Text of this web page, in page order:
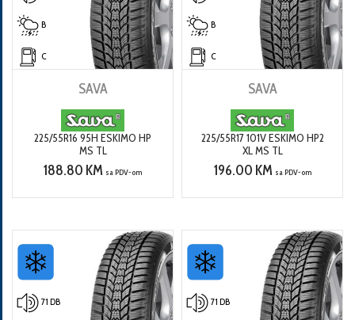
B
C
SAVA
225/55R16 95H ESKIMO HP
MS TL
188.80 KM sa PDV-om
B
C
SAVA
225/55R17 101V ESKIMO HP2
XL MS TL
196.00 KM sa PDV-om
71 DB 71 DB